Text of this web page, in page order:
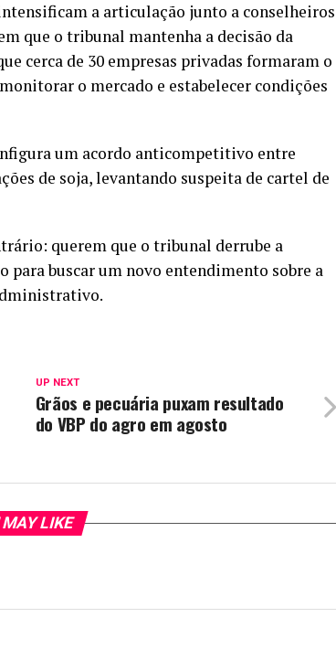
a articulação junto a conselheiros
que o tribunal mantenha a decisão da
cerca de 30 empresas privadas formaram o
o mercado e estabelecer condições
um acordo anticompetitivo entre
de soja, levantando suspeita de cartel de
querem que o tribunal derrube a
para buscar um novo entendimento sobre a
UP NEXT
Grãos e pecuária puxam resultado
do VBP do agro em agosto
MAY LIKE